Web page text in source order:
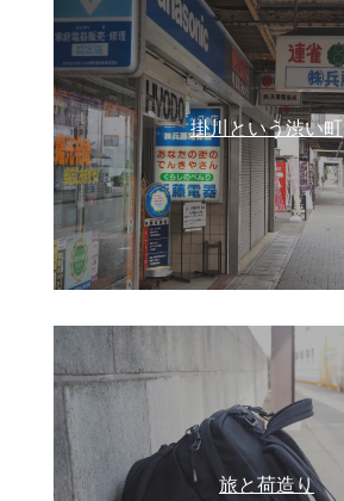
掛川という渋い町
旅と荷造り